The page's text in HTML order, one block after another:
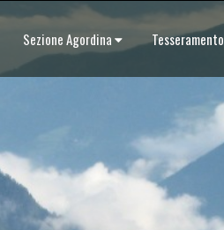
Sezione Agordina Tesseramento